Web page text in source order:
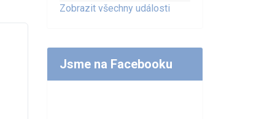
Zobrazit všechny události
Jsme na Facebooku